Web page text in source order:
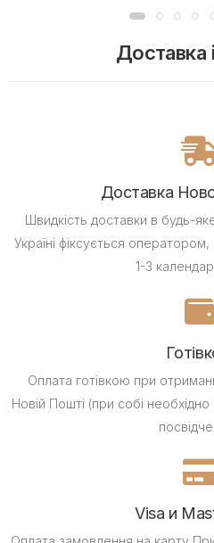
Доставка
Доставка
Швидкість доставки в будь-
Україні фіксується
1-3
Оплата готівкою при
Новій Пошті (при собі
Visa и